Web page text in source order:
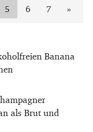
5 6 7 »
Banana
als Brut und